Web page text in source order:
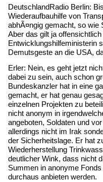
DeutschlandRadio Berlin:
Wiederaufbauhilfe von
abhÃ¤ngig gemacht, so wie
Aber das gilt ja
Entwicklungshilfeministerin
Demutsgeste an die USA,
Erler: Nein, es geht jetzt
dabei zu sein, auch schon
Bundeskanzler hat in eine
gemacht, er hat genau
einzelnen Projekten zu
nicht anonym in
angeboten, Soldaten und
allerdings nicht im Irak
der Sicherheitslage. Er hat
Wiederherstellung
deutlicher Wink, dass nicht
Summen in anonyme
durchaus anbieten werden.